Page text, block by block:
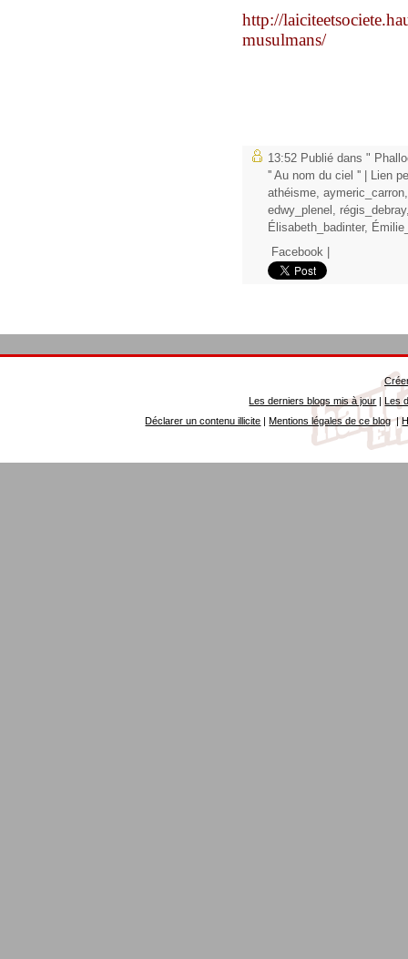
http://
musulmans/
13:52 Publié dans "
'' Au nom du ciel ''
Lien
athéisme aymeric_carron
edwy_plenel
régis_debray
Élisabeth_badinter,
Facebook
Les derniers blogs mis à jour |Les
Déclarer un contenu illicite |Mentions légales de ce blog|